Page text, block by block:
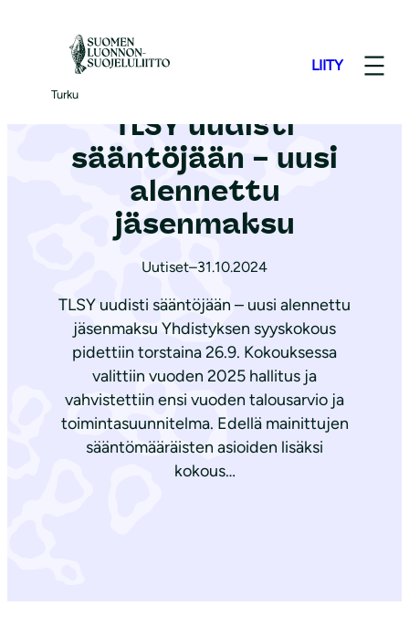
Turku
LIITY
Etusivu|Ajankohtaista TLSY uudisti sääntöjään – uusi alennettu jäsenmaksu
TLSY uudisti
sääntöjään – uusi
alennettu
jäsenmaksu
Uutiset–31.10.2024
TLSY uudisti sääntöjään – uusi alennettu
jäsenmaksu Yhdistyksen syyskokous
pidettiin torstaina 26.9. Kokouksessa
valittiin vuoden 2025 hallitus ja
vahvistettiin ensi vuoden talousarvio ja
toimintasuunnitelma. Edellä mainittujen
sääntömääräisten asioiden lisäksi
kokous…